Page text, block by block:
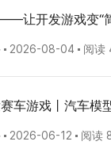
让开发游戏变“
2026-08-04 阅读
车游戏丨汽车模
2026-06-12 阅读